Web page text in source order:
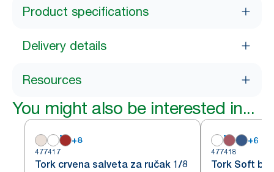
Product specifications
Delivery details
Resources
You might also be interested in...
+8
477417
Tork crvena salveta za ručak 1/8
+6
477418
Tork Soft